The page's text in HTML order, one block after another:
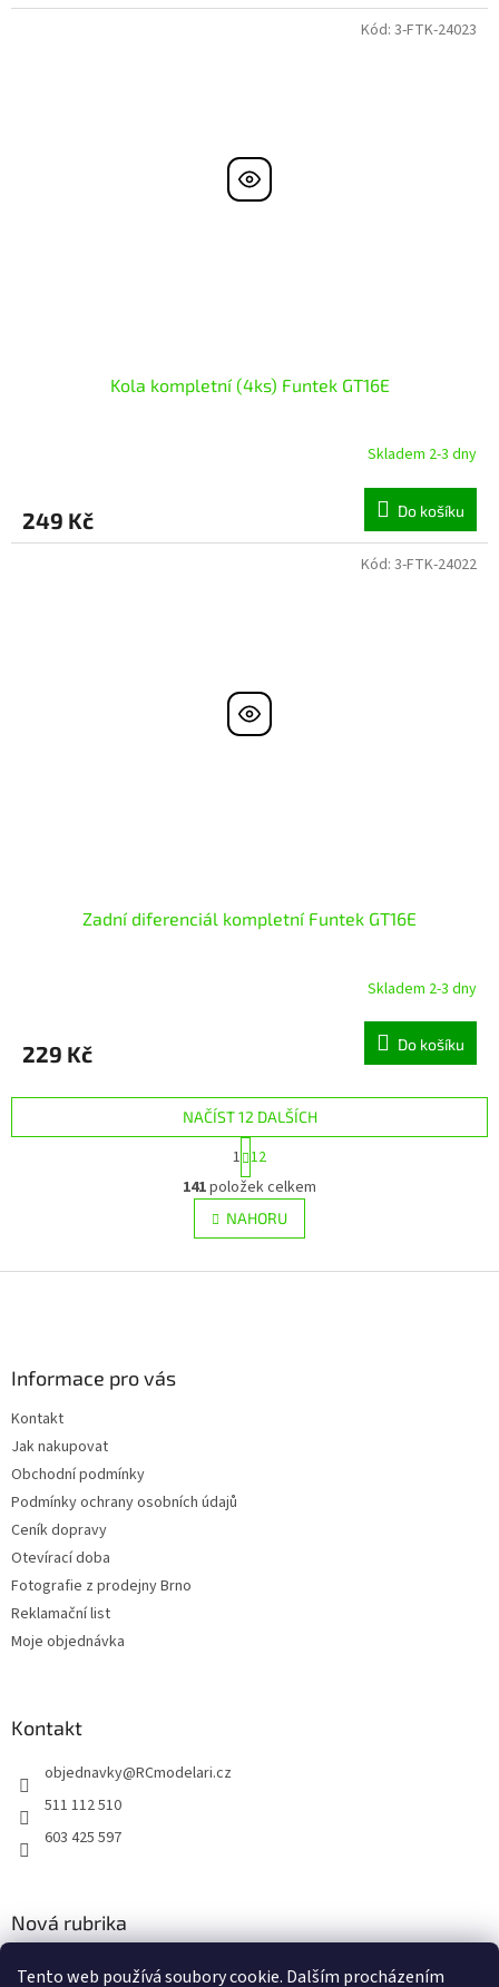
Tento web používá soubory cookie. Dalším procházením
Kola kompletní (4ks) Funtek GT16E
Skladem 2-3 dny
249 Kč Do košíku
Kód: 3-FTK-24023
Zadní diferenciál kompletní Funtek GT16E
Skladem 2-3 dny
229 Kč Do košíku
Kód: 3-FTK-24022
O
v
l
á
NAČÍST 12 DALŠÍCH
t
r
á
n
k
v
1 12
141položek celkem
NAHORU
Informace pro vás
Kontakt
Jak nakupovat
Obchodní podmínky
Podmínky ochrany osobních údajů
Ceník dopravy
Otevírací doba
Fotografie z prodejny Brno
Reklamační list
Moje objednávka
Kontakt
objednavky@RCmodelari.cz
511 112 510
603 425 597
Nová rubrika